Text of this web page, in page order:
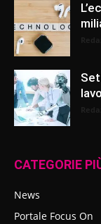
CATEGORIE
News
Portale Focus On